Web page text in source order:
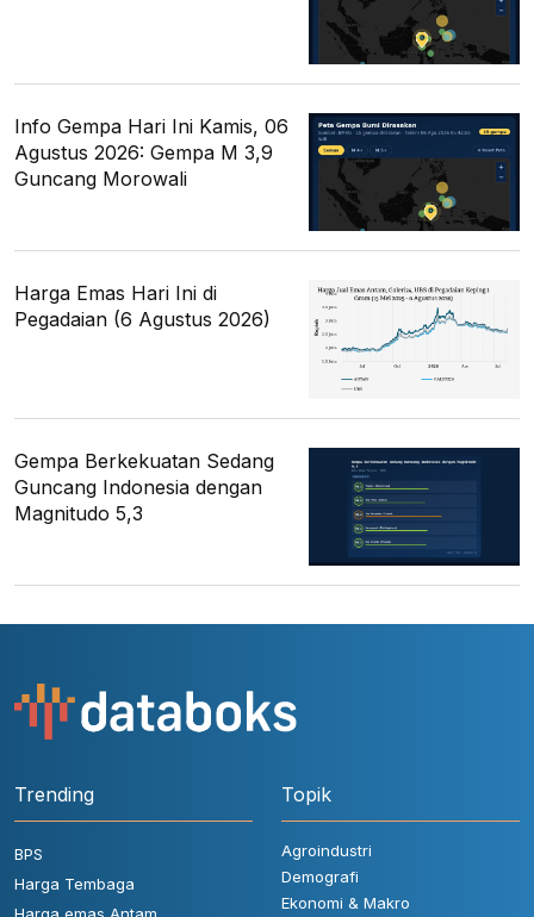
Info Gempa Hari Ini Kamis, 06
Agustus 2026: Gempa M 3,9
Guncang Morowali
Harga Emas Hari Ini di
Pegadaian (6 Agustus 2026)
Gempa Berkekuatan Sedang
Guncang Indonesia dengan
Magnitudo 5,3
Trending
BPS
Harga Tembaga
Topik
Agroindustri
Demografi
Ekonomi & Makro